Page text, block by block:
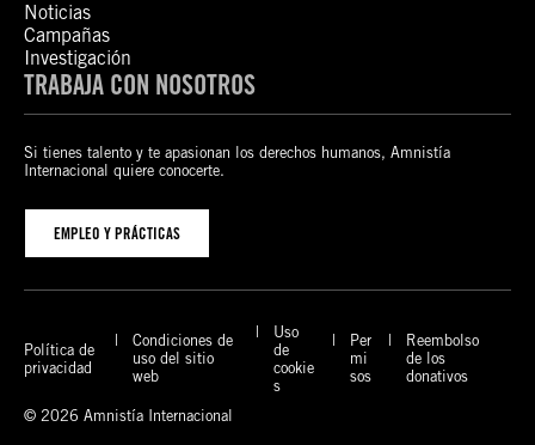
Noticias
Campañas
Investigación
TRABAJA CON NOSOTROS
Si tienes talento y te apasionan los derechos humanos, Amnistía
Internacional quiere conocerte.
EMPLEO Y PRÁCTICAS
Política de
privacidad
Condiciones de
uso del sitio
web
Uso
de
cookie
s
Per
mi
sos
Reembolso
de los
donativos
© 2026 Amnistía Internacional